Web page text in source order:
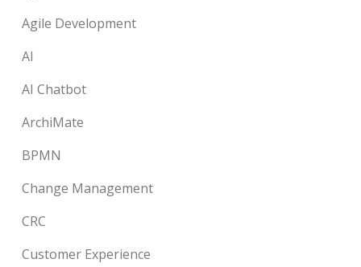
Agile Development
AI
AI Chatbot
ArchiMate
BPMN
Change Management
CRC
Customer Experience